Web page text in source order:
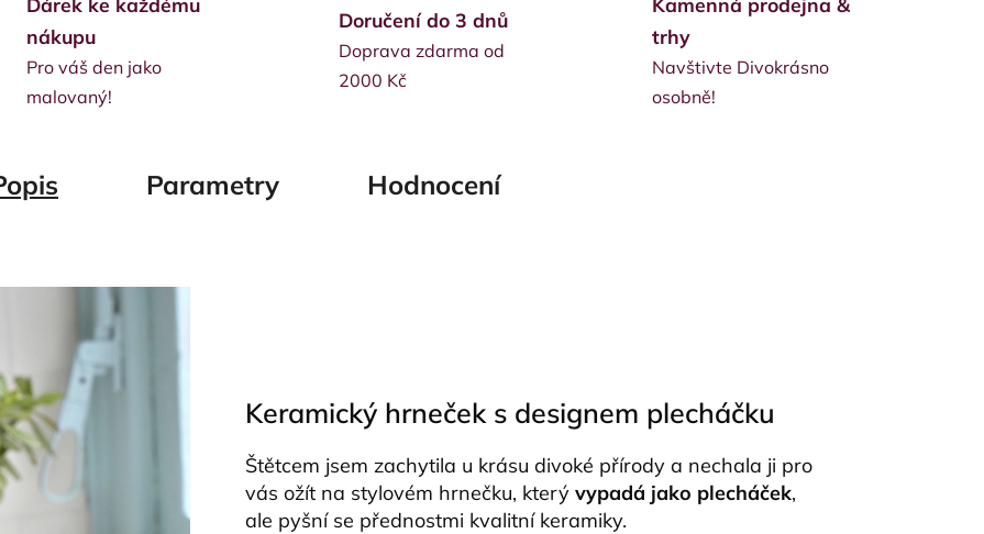
nákupu
Pro váš den jako
malovaný!
Doručení do 3 dnů
Doprava zdarma od
2000 Kč
trhy
Navštivte Divokrásno
osobně!
Parametry Hodnocení
Keramický hrneček s designem plecháčku
Štětcem jsem zachytila u krásu divoké přírody a nechala ji pro
vás ožít na stylovém hrnečku, který vypadá jako plecháček,
ale pyšní se přednostmi kvalitní keramiky.